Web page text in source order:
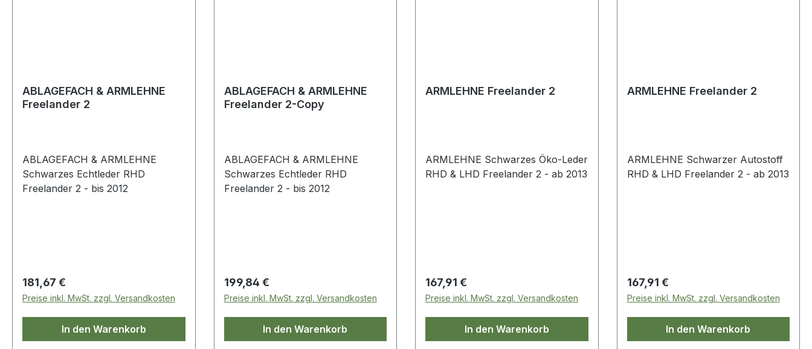
ABLAGEFACH & ARMLEHNE
Freelander 2
ABLAGEFACH & ARMLEHNE
Schwarzes Echtleder RHD
Freelander 2 - bis 2012
Regulärer Preis:
181,67 €
Preise inkl. MwSt. zzgl. Versandkosten
In den Warenkorb
ABLAGEFACH & ARMLEHNE
Freelander 2-Copy
ABLAGEFACH & ARMLEHNE
Schwarzes Echtleder RHD
Freelander 2 - bis 2012
Regulärer Preis:
199,84 €
Preise inkl. MwSt. zzgl. Versandkosten
In den Warenkorb
ARMLEHNE Freelander 2
ARMLEHNE Schwarzes Öko-Leder
RHD & LHD Freelander 2 - ab 2013
Regulärer Preis:
167,91 €
Preise inkl. MwSt. zzgl. Versandkosten
In den Warenkorb
ARMLEHNE Freelander 2
ARMLEHNE Schwarzer Autostoff
RHD & LHD Freelander 2 - ab 2013
Regulärer Preis:
167,91 €
Preise inkl. MwSt. zzgl. Versandkosten
In den Warenkorb